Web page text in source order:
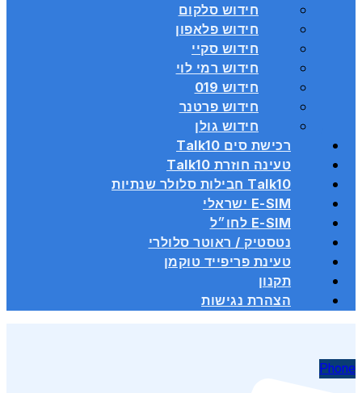
חידוש סלקום
חידוש פלאפון
חידוש סקיי
חידוש רמי לוי
חידוש 019
חידוש פרטנר
חידוש גולן
רכישת סים Talk10
טעינה חוזרת Talk10
Talk10 חבילות סלולר שנתיות
E-SIM ישראלי
E-SIM לחו״ל
נטסטיק / ראוטר סלולרי
טעינת פריפייד טוקמן
תקנון
הצהרת נגישות
Phone